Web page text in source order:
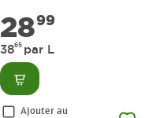
2899
3865 par L
Consulter
Ajouter au